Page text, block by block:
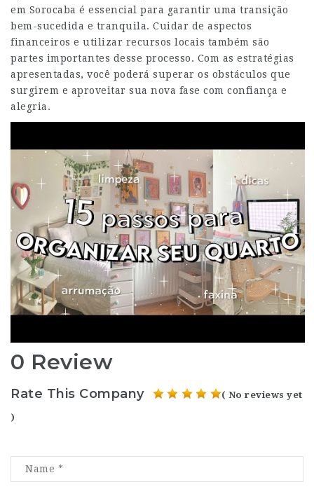
em Sorocaba é essencial para garantir uma transição
bem-sucedida e tranquila. Cuidar de aspectos
financeiros e utilizar recursos locais também são
partes importantes desse processo. Com as estratégias
apresentadas, você poderá superar os obstáculos que
surgirem e aproveitar sua nova fase com confiança e
alegria.
0 Review
Rate This Company ( No reviews yet
)